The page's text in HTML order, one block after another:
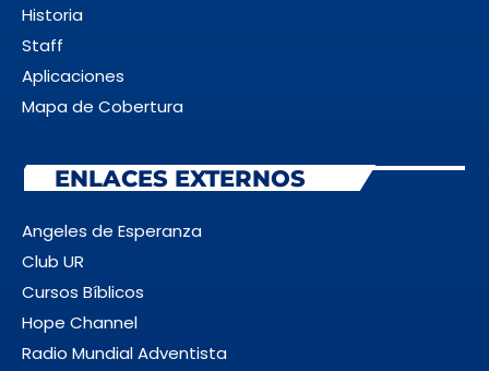
Historia
Staff
Aplicaciones
Mapa de Cobertura
ENLACES EXTERNOS
Angeles de Esperanza
Club UR
Cursos Bíblicos
Hope Channel
Radio Mundial Adventista